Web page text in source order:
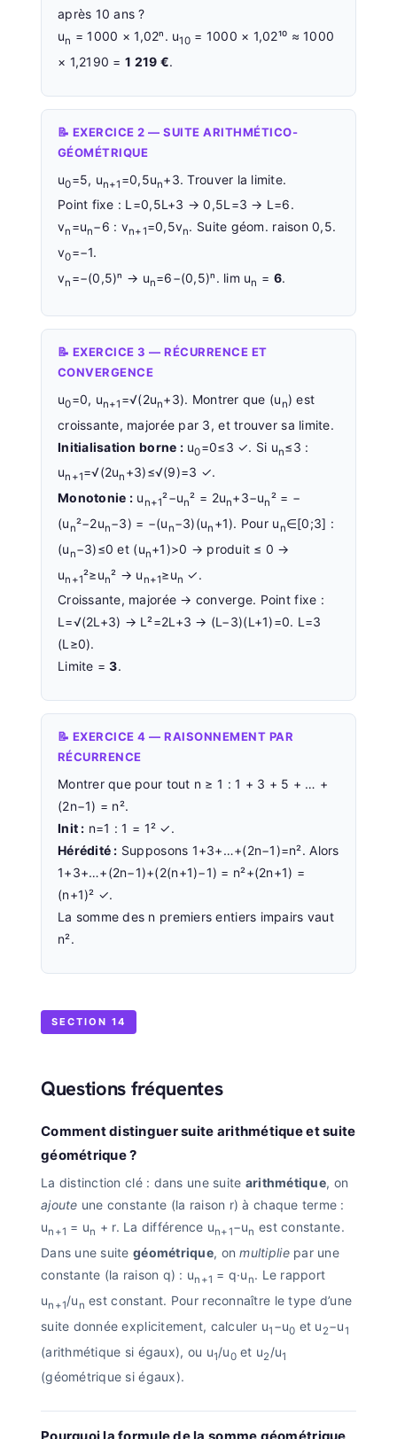
après 10 ans ?
un = 1000 × 1,02ⁿ. u10= 1000 × 1,02¹⁰ ≈ 1000
× 1,2190 = 1 219 €.
📝 EXERCICE 2 — SUITE ARITHMÉTICO-
GÉOMÉTRIQUE
u0=5, un+1 =0,5un+3. Trouver la limite.
Point fixe : L=0,5L+3 → 0,5L=3 → L=6.
vn =un−6 : vn+1=0,5vn. Suite géom. raison 0,5.
v0=−1.
vn =−(0,5)ⁿ → un=6−(0,5)ⁿ. lim un = 6.
📝 EXERCICE 3 — RÉCURRENCE ET
CONVERGENCE
u0=0, un+1 =√(2un+3). Montrer que (un) est
croissante, majorée par 3, et trouver sa limite.
Initialisation borne :u0=0≤3 ✓. Si un≤3 :
un+1=√(2un +3)≤√(9)=3 ✓.
Monotonie :un+1²−un² = 2un+3−un² = −
(un²−2un−3) = −(un−3)(un +1). Pour un∈[0;3] :
(un−3)≤0 et (un+1)>0 → produit ≤ 0 →
un+1²≥un² → un+1≥un ✓.
Croissante, majorée → converge. Point fixe :
L=√(2L+3) → L²=2L+3 → (L−3)(L+1)=0. L=3
(L≥0).
Limite =3.
📝 EXERCICE 4 — RAISONNEMENT PAR
RÉCURRENCE
Montrer que pour tout n ≥ 1 : 1 + 3 + 5 + … +
(2n−1) = n².
Init : n=1 : 1 = 1² ✓.
Hérédité : Supposons 1+3+…+(2n−1)=n². Alors
1+3+…+(2n−1)+(2(n+1)−1) = n²+(2n+1) =
(n+1)² ✓.
La somme des n premiers entiers impairs vaut
n².
SECTION 14
Questions fréquentes
Comment distinguer suite arithmétique et suite
géométrique ?
La distinction clé : dans une suite arithmétique, on
ajoute une constante (la raison r) à chaque terme :
un+1 = un + r. La différence un+1−un est constante.
Dans une suitegéométrique, onmultipliepar une
constante (la raison q) : un+1 = q·u n. Le rapport
un+1/u n est constant. Pour reconnaître le type d’une
suite donnée explicitement, calculer u1 −u0 et u 2−u1
(arithmétique si égaux), ou u1/u0et u2 /u1
(géométrique si égaux).